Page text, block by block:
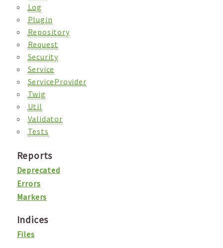
Log
Plugin
Repository
Request
Security
Service
ServiceProvider
Twig
Util
Validator
Tests
Reports
Deprecated
Errors
Markers
Indices
Files